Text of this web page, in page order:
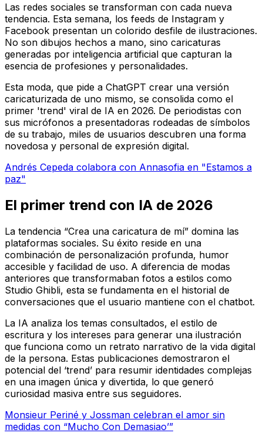
Las redes sociales se transforman con cada nueva
tendencia. Esta semana, los feeds de Instagram y
Facebook presentan un colorido desfile de ilustraciones.
No son dibujos hechos a mano, sino caricaturas
generadas por inteligencia artificial que capturan la
esencia de profesiones y personalidades.
Esta moda, que pide a ChatGPT crear una versión
caricaturizada de uno mismo, se consolida como el
primer 'trend' viral de IA en 2026. De periodistas con
sus micrófonos a presentadoras rodeadas de símbolos
de su trabajo, miles de usuarios descubren una forma
novedosa y personal de expresión digital.
Andrés Cepeda colabora con Annasofia en "Estamos a
paz"
El primer trend con IA de 2026
La tendencia “Crea una caricatura de mí” domina las
plataformas sociales. Su éxito reside en una
combinación de personalización profunda, humor
accesible y facilidad de uso. A diferencia de modas
anteriores que transformaban fotos a estilos como
Studio Ghibli, esta se fundamenta en el historial de
conversaciones que el usuario mantiene con el chatbot.
La IA analiza los temas consultados, el estilo de
escritura y los intereses para generar una ilustración
que funciona como un retrato narrativo de la vida digital
de la persona. Estas publicaciones demostraron el
potencial del ‘trend’ para resumir identidades complejas
en una imagen única y divertida, lo que generó
curiosidad masiva entre sus seguidores.
Monsieur Periné y Jossman celebran el amor sin
medidas con “Mucho Con Demasiao’”